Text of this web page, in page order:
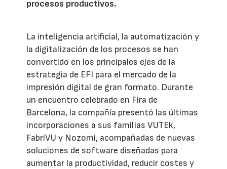
procesos productivos.
La inteligencia artificial, la automatización y
la digitalización de los procesos se han
convertido en los principales ejes de la
estrategia de EFI para el mercado de la
impresión digital de gran formato. Durante
un encuentro celebrado en Fira de
Barcelona, la compañía presentó las últimas
incorporaciones a sus familias VUTEk,
FabriVU y Nozomi, acompañadas de nuevas
soluciones de software diseñadas para
aumentar la productividad, reducir costes y